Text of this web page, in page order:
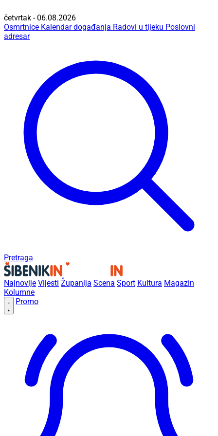
četvrtak - 06.08.2026
Osmrtnice Kalendar događanja Radovi u tijeku Poslovni
adresar
Pretraga
Najnovije Vijesti Županija Scena Sport Kultura Magazin
Kolumne
Promo